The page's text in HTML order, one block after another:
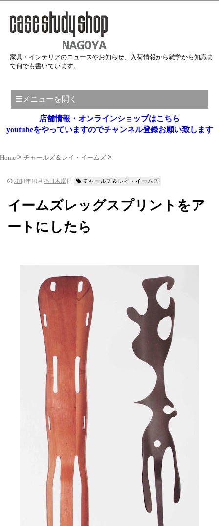
家具・インテリアのニュースやお知らせ、入荷情報から雑学から知識ま
で何でも書いています。
メニューを開く
店舗情報・オンラインショップはこちら
youtubeをやっていますのでチャンネル登録お願い致します
Home チャールズ＆レイ・イームズ
2018年10月25日木曜日 チャールズ＆レイ・イームズ
イームズレッグスプリントをア
ートにしたら